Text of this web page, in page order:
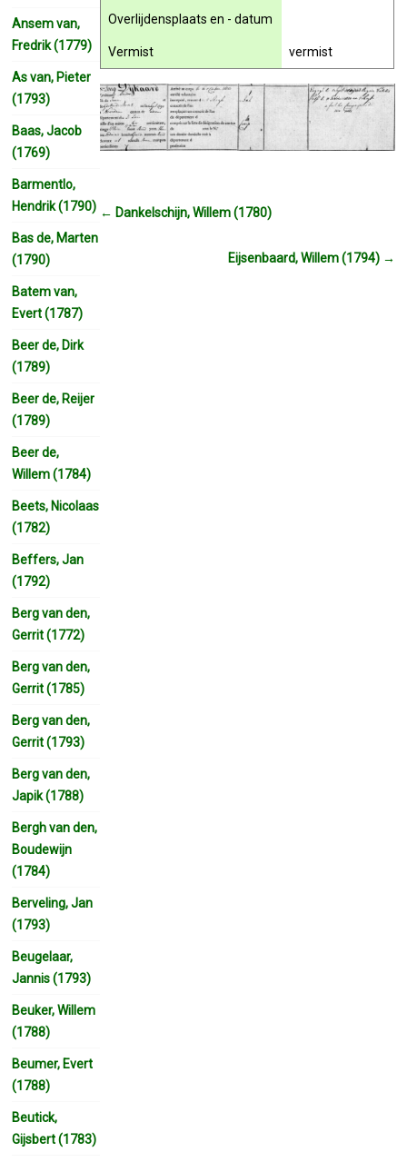
Overlijdensplaats en - datum
Vermist vermist
← Dankelschijn, Willem (1780)
Eijsenbaard, Willem (1794) →
Ansem van,
Fredrik (1779)
As van, Pieter
(1793)
Baas, Jacob
(1769)
Barmentlo,
Hendrik (1790)
Bas de, Marten
(1790)
Batem van,
Evert (1787)
Beer de, Dirk
(1789)
Beer de, Reijer
(1789)
Beer de,
Willem (1784)
Beets, Nicolaas
(1782)
Beffers, Jan
(1792)
Berg van den,
Gerrit (1772)
Berg van den,
Gerrit (1785)
Berg van den,
Gerrit (1793)
Berg van den,
Japik (1788)
Bergh van den,
Boudewijn
(1784)
Berveling, Jan
(1793)
Beugelaar,
Jannis (1793)
Beuker, Willem
(1788)
Beumer, Evert
(1788)
Beutick,
Gijsbert (1783)